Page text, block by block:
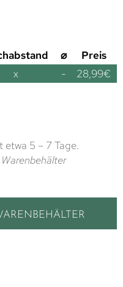
⌀
Preis
x - 28,99€
5 – 7 Tage.